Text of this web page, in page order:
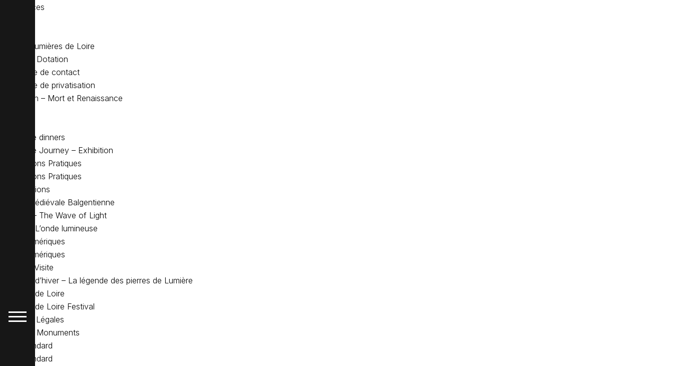
Experiences
Festival Lumières de Loire
Fonds de Dotation
Formulaire de contact
Formulaire de privatisation
Halloween – Mort et Renaissance
Immersive dinners
Immersive Journey – Exhibition
Informations Pratiques
Informations Pratiques
Investigations
La Cité Médiévale Balgentienne
Laudalia – The Wave of Light
Laudalia, L’onde lumineuse
Lieux Numériques
Lieux Numériques
Livret de Visite
Lumières d’hiver – La légende des pierres de Lumière
Lumières de Loire
Lumières de Loire Festival
Mentions Légales
Nuits des Monuments
Page standard
Page standard